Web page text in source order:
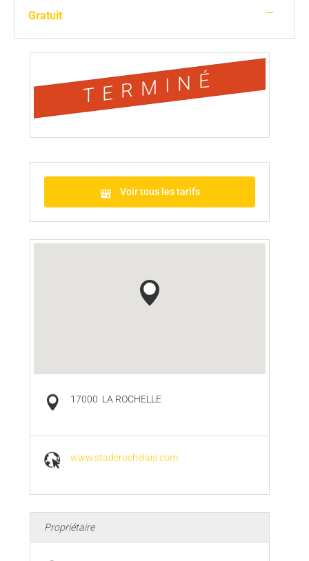
Gratuit —
TERMINÉ
Voir tous les tarifs
17000 LA ROCHELLE
www.staderochelais.com
Propriétaire